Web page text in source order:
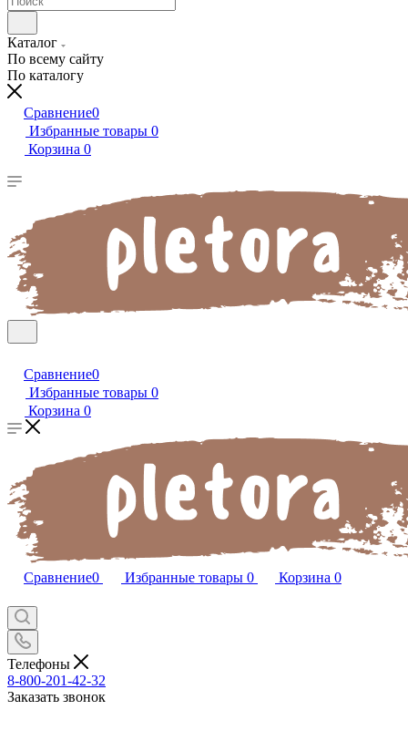
Каталог
По всему сайту
По каталогу
Сравнение0
Избранные товары 0
Корзина 0
Сравнение0
Избранные товары 0
Корзина 0
Сравнение0 Избранные товары 0 Корзина 0
Телефоны
8-800-201-42-32
Заказать звонок